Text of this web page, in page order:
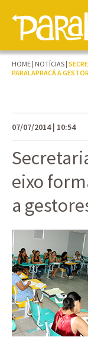
HOME | NOTÍCIAS |
PARALAPRACÁ A
07/07/2014 | 10:54
eixo
a